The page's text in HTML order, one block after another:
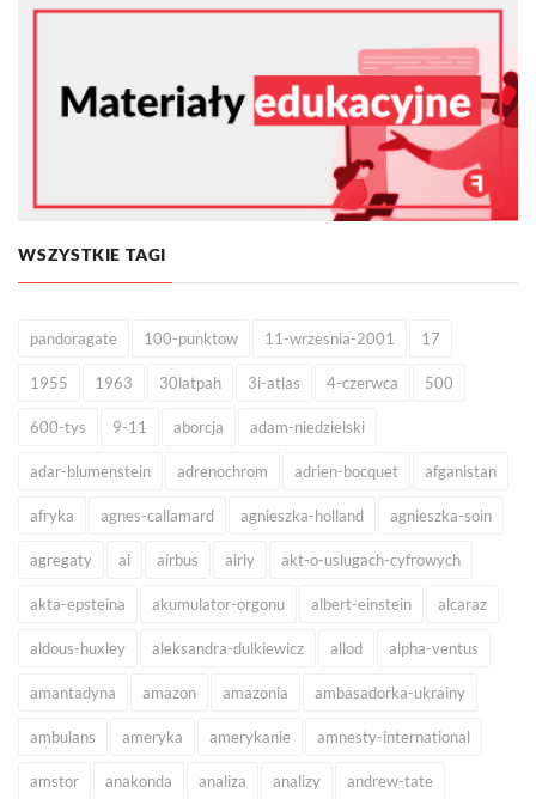
WSZYSTKIE TAGI
pandoragate 100-punktow 11-wrzesnia-2001 17
1955 1963 30latpah 3i-atlas 4-czerwca 500
600-tys 9-11 aborcja adam-niedzielski
adar-blumenstein adrenochrom adrien-bocquet afganistan
afryka agnes-callamard agnieszka-holland agnieszka-soin
agregaty ai airbus airly akt-o-uslugach-cyfrowych
akta-epsteina akumulator-orgonu albert-einstein alcaraz
aldous-huxley aleksandra-dulkiewicz allod alpha-ventus
amantadyna amazon amazonia ambasadorka-ukrainy
ambulans ameryka amerykanie amnesty-international
amstor anakonda analiza analizy andrew-tate